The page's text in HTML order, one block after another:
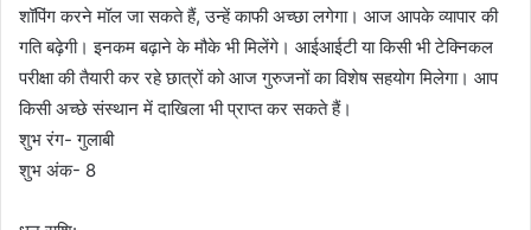
शॉपिंग करने मॉल जा सकते हैं, उन्हें काफी अच्छा लगेगा। आज आपके व्यापार की
गति बढ़ेगी। इनकम बढ़ाने के मौके भी मिलेंगे। आईआईटी या किसी भी टेक्निकल
परीक्षा की तैयारी कर रहे छात्रों को आज गुरुजनों का विशेष सहयोग मिलेगा। आप
किसी अच्छे संस्थान में दाखिला भी प्राप्त कर सकते हैं।
शुभ रंग- गुलाबी
शुभ अंक- 8